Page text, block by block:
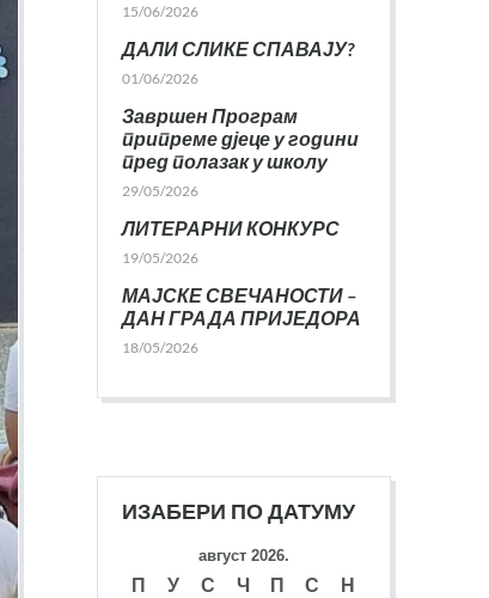
15/06/2026
ДАЛИ СЛИКЕ СПАВАЈУ?
01/06/2026
Завршен Програм
припреме дјеце у години
пред полазак у школу
29/05/2026
ЛИТЕРАРНИ КОНКУРС
19/05/2026
МАЈСКЕ СВЕЧАНОСТИ –
ДАН ГРАДА ПРИЈЕДОРА
18/05/2026
ИЗАБЕРИ ПО ДАТУМУ
август 2026.
П У С Ч П С
Н